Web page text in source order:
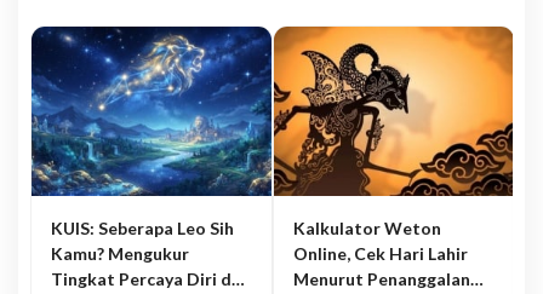
KUIS: Seberapa Leo Sih
Kamu? Mengukur
Tingkat Percaya Diri dan
Kalkulator Weton
Online, Cek Hari Lahir
Menurut Penanggalan